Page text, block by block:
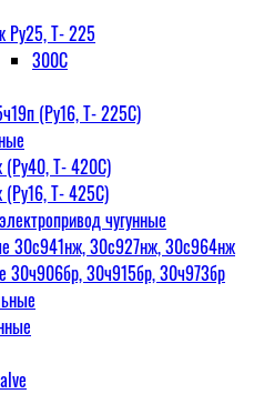
Ру25, Т- 225
300С
(Ру16, Т- 225С)
(Ру40, Т- 420С)
(Ру16, Т- 425С)
чугунные
30с941нж, 30с927нж, 30с964нж
30ч906бр, 30ч915бр, 30ч973бр